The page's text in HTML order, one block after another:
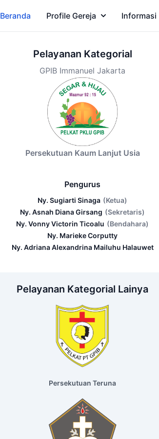
Beranda Profile Gereja Informasi
Pelayanan Kategorial
GPIB Immanuel Jakarta
Persekutuan Kaum Lanjut Usia
Pengurus
Ny. Sugiarti Sinaga (Ketua)
Ny. Asnah Diana Girsang (Sekretaris)
Ny. Vonny Victorin Ticoalu (Bendahara)
Ny. Marieke Corputty
Ny. Adriana Alexandrina Mailuhu Halauwet
Pelayanan Kategorial Lainya
Persekutuan Teruna